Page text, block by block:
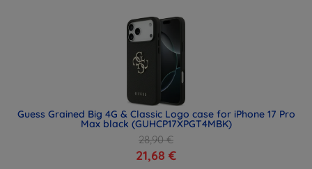
Guess Grained Big 4G & Classic Logo case for iPhone 17 Pro
Max black (GUHCP17XPGT4MBK)
28,90 €
21,68 €